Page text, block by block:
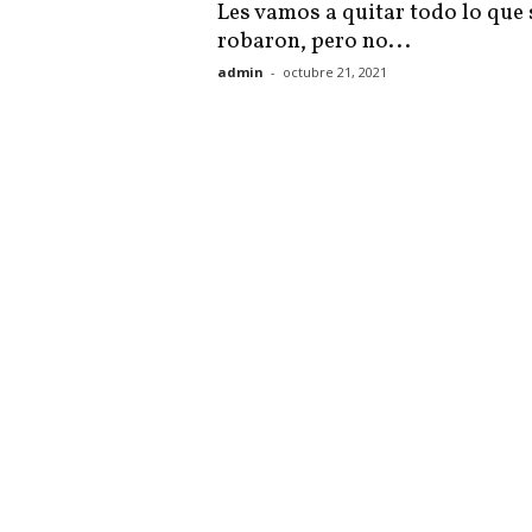
Les vamos a quitar todo lo que
robaron, pero no...
admin - octubre 21, 2021